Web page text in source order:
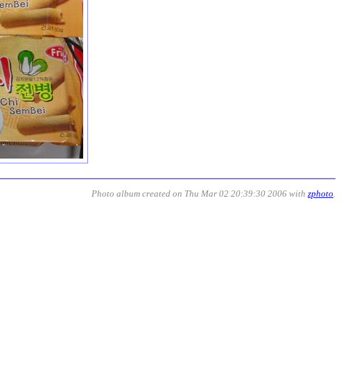
Photo album created on Thu Mar 02 20:39:30 2006 with zphoto